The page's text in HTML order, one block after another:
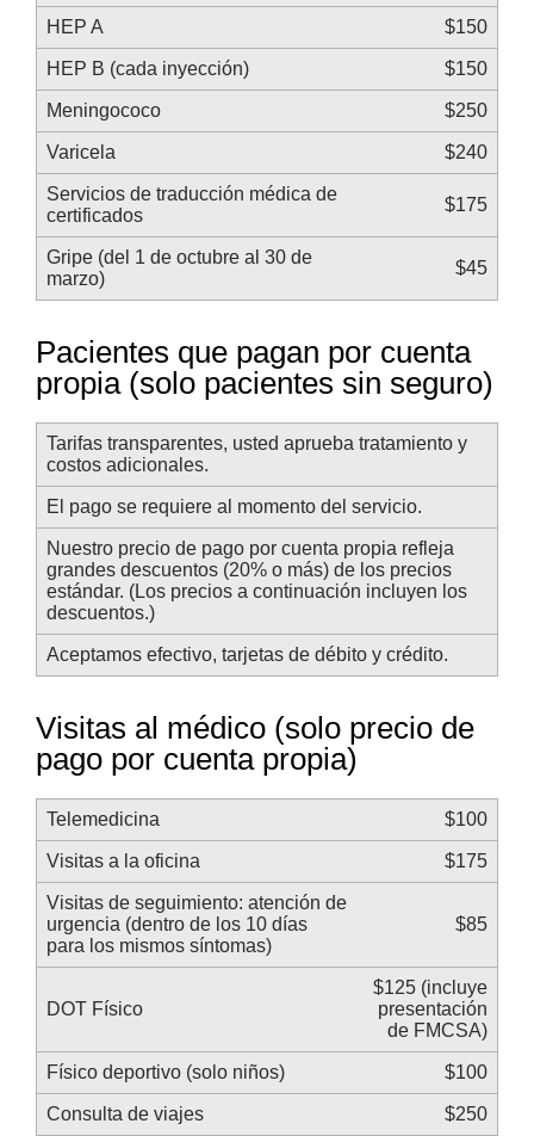
HEP A $150
HEP B (cada inyección) $150
Meningococo $250
Varicela $240
Servicios de traducción médica de
certificados
$175
Gripe (del 1 de octubre al 30 de
marzo)
$45
Pacientes que pagan por cuenta
propia (solo pacientes sin seguro)
Tarifas transparentes, usted aprueba tratamiento y
costos adicionales.
El pago se requiere al momento del servicio.
Nuestro precio de pago por cuenta propia refleja
grandes descuentos (20% o más) de los precios
estándar. (Los precios a continuación incluyen los
descuentos.)
Aceptamos efectivo, tarjetas de débito y crédito.
Visitas al médico (solo precio de
pago por cuenta propia)
Telemedicina $100
Visitas a la oficina $175
Visitas de seguimiento: atención de
urgencia (dentro de los 10 días
para los mismos síntomas)
$85
DOT Físico
$125 (incluye
presentación
de FMCSA)
Físico deportivo (solo niños) $100
Consulta de viajes $250